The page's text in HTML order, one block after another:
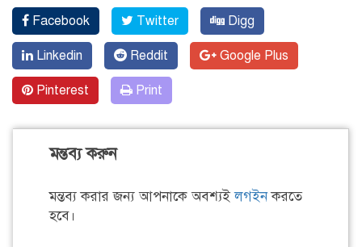
Facebook Twitter Digg
Linkedin Reddit Google Plus
Pinterest Print
মন্তব্য করুন
মন্তব্য করার জন্য আপনাকে অবশ্যইলগইনকরতে
হবে।